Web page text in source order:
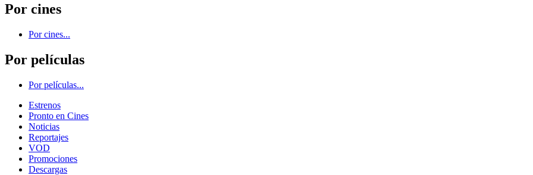
Por cines
Por cines...
Por películas
Por películas...
Estrenos
Pronto en Cines
Noticias
Reportajes
VOD
Promociones
Descargas